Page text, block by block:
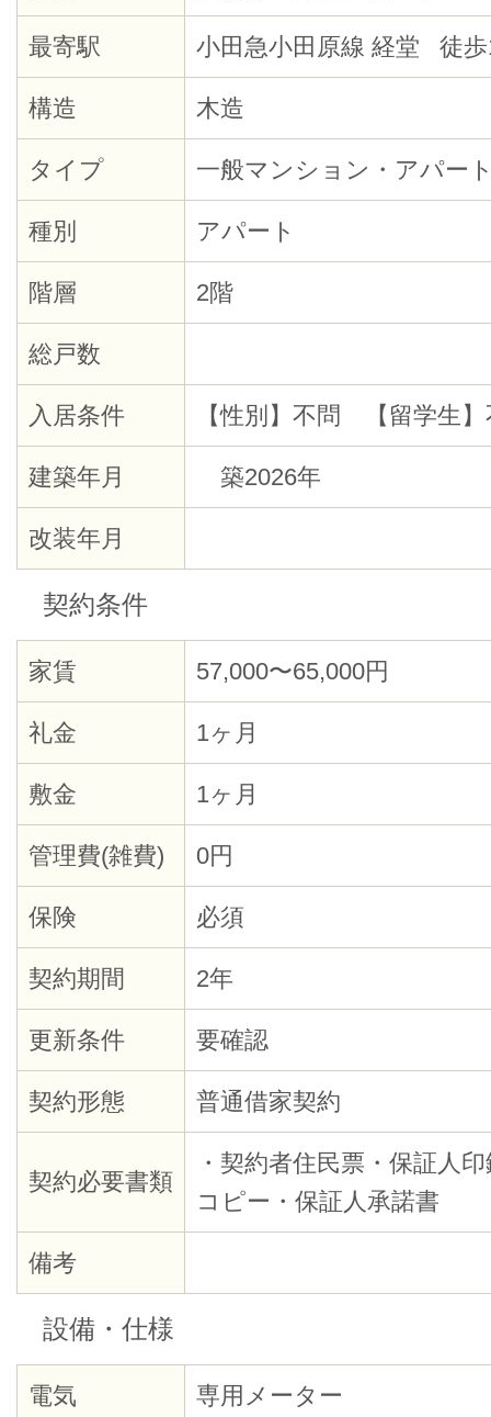
最寄駅 小田急小田原線 経堂 徒歩
構造 木造
タイプ 一般マンション・アパー
種別 アパート
階層 2階
総戸数
入居条件 【性別】不問 【留学生】
建築年月 築2026年
改装年月
契約条件
家賃 57,000〜65,000円
礼金 1ヶ月
敷金 1ヶ月
管理費(雑費) 0円
保険 必須
契約期間 2年
更新条件 要確認
契約形態 普通借家契約
契約必要書類
・契約者住民票・保証人
コピー・保証人承諾書
備考
設備・仕様
電気 専用メーター